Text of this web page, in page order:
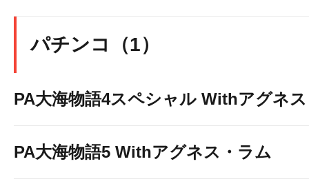
パチンコ（1）
PA大海物語4スペシャル Withアグネ
PA大海物語5 Withアグネス・ラム